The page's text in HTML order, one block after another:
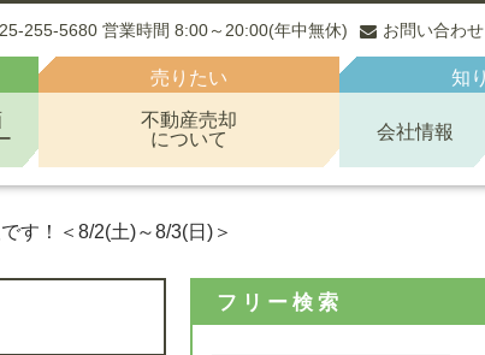
255-5680 営業時間 8:00～20:00(年中無休) お問い合わせ
売りたい
不動産売却
について
知
会社情報
す！＜8/2(土)～8/3(日)＞
フリー検索